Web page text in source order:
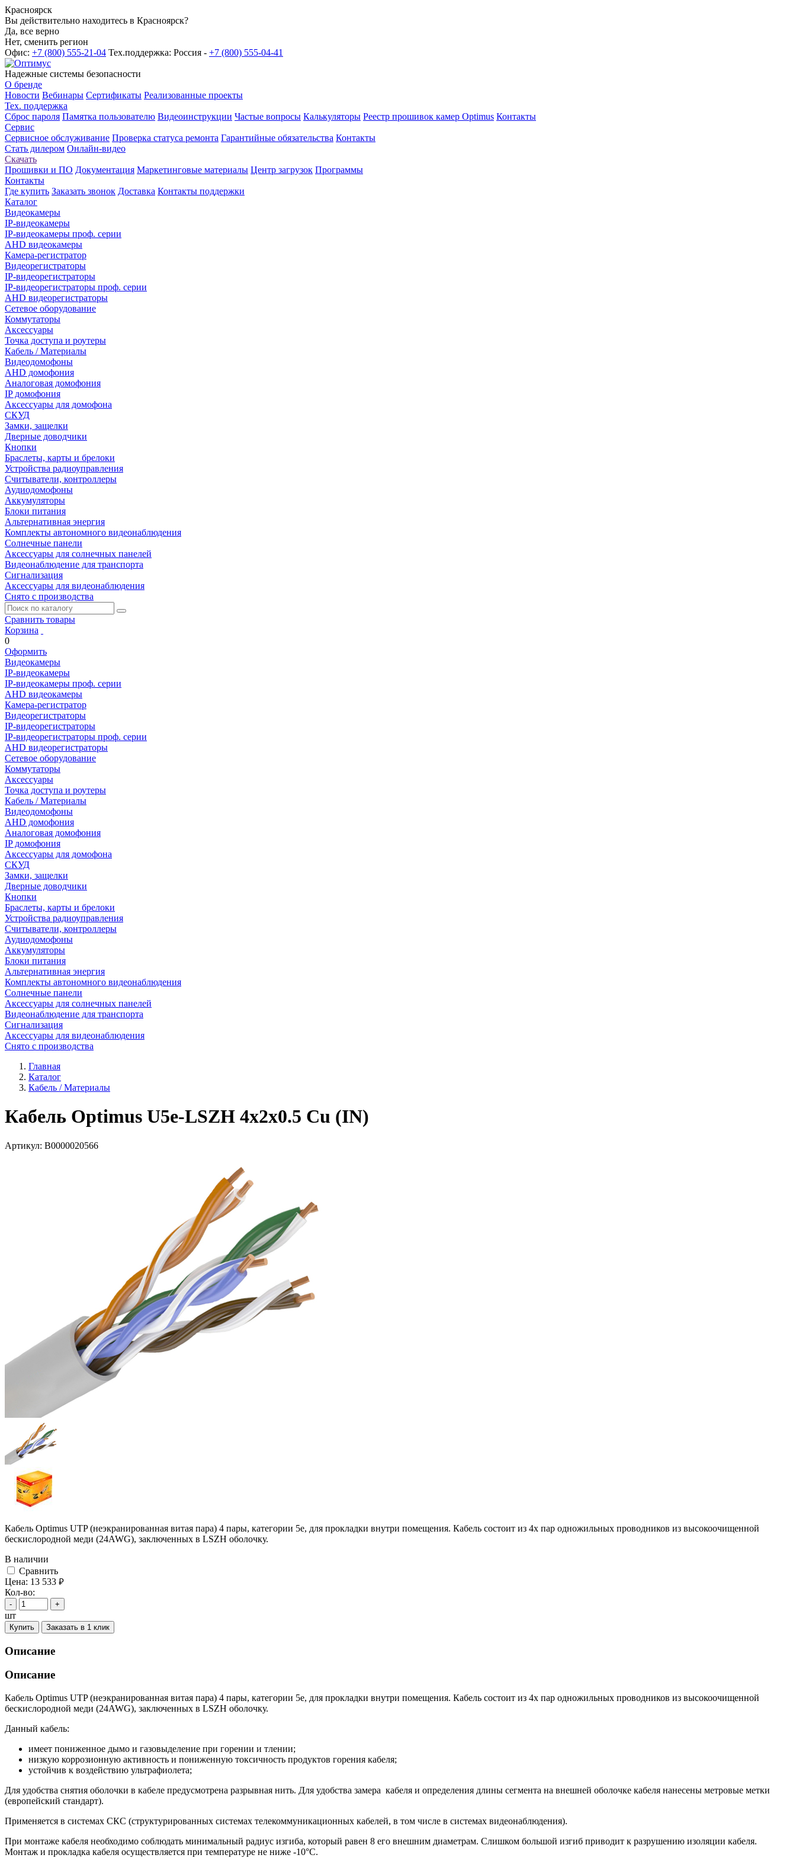
Красноярск
Вы действительно находитесь в Красноярск?
Да, все верно
Нет, сменить регион
Офис: +7 (800) 555-21-04 Тех.поддержка: Россия - +7 (800) 555-04-41
Надежные системы безопасности
О бренде
Новости Вебинары Сертификаты Реализованные проекты
Тех. поддержка
Сброс пароля Памятка пользователю Видеоинструкции Частые вопросы Калькуляторы Реестр прошивок камер Optimus Контакты
Сервис
Сервисное обслуживание Проверка статуса ремонта Гарантийные обязательства Контакты
Стать дилером Онлайн-видео
Скачать
Прошивки и ПО Документация Маркетинговые материалы Центр загрузок Программы
Контакты
Где купить Заказать звонок Доставка Контакты поддержки
Каталог
Видеокамеры
IP-видеокамеры
IP-видеокамеры проф. серии
AHD видеокамеры
Камера-регистратор
Видеорегистраторы
IP-видеорегистраторы
IP-видеорегистраторы проф. серии
AHD видеорегистраторы
Сетевое оборудование
Коммутаторы
Аксессуары
Точка доступа и роутеры
Кабель / Материалы
Видеодомофоны
AHD домофония
Аналоговая домофония
IP домофония
Аксессуары для домофона
СКУД
Замки, защелки
Дверные доводчики
Кнопки
Браслеты, карты и брелоки
Устройства радиоуправления
Считыватели, контроллеры
Аудиодомофоны
Аккумуляторы
Блоки питания
Альтернативная энергия
Комплекты автономного видеонаблюдения
Солнечные панели
Аксессуары для солнечных панелей
Видеонаблюдение для транспорта
Сигнализация
Аксессуары для видеонаблюдения
Снято с производства
Сравнить товары
Корзина
0
Оформить
Видеокамеры
IP-видеокамеры
IP-видеокамеры проф. серии
AHD видеокамеры
Камера-регистратор
Видеорегистраторы
IP-видеорегистраторы
IP-видеорегистраторы проф. серии
AHD видеорегистраторы
Сетевое оборудование
Коммутаторы
Аксессуары
Точка доступа и роутеры
Кабель / Материалы
Видеодомофоны
AHD домофония
Аналоговая домофония
IP домофония
Аксессуары для домофона
СКУД
Замки, защелки
Дверные доводчики
Кнопки
Браслеты, карты и брелоки
Устройства радиоуправления
Считыватели, контроллеры
Аудиодомофоны
Аккумуляторы
Блоки питания
Альтернативная энергия
Комплекты автономного видеонаблюдения
Солнечные панели
Аксессуары для солнечных панелей
Видеонаблюдение для транспорта
Сигнализация
Аксессуары для видеонаблюдения
Снято с производства
Главная
Каталог
Кабель / Материалы
Кабель Optimus U5e-LSZH 4x2x0.5 Cu (IN)
Артикул: В0000020566
Кабель Optimus UTP (неэкранированная витая пара) 4 пары, категории 5e, для прокладки внутри помещения. Кабель состоит из 4х пар одножильных проводников из высокоочищенной
бескислородной меди (24AWG), заключенных в LSZH оболочку.
В наличии
Cравнить
Цена: 13 533 руб.
Кол-во:
- +
шт
Купить Заказать в 1 клик
Описание
Описание
Кабель Optimus UTP (неэкранированная витая пара) 4 пары, категории 5e, для прокладки внутри помещения. Кабель состоит из 4х пар одножильных проводников из высокоочищенной
бескислородной меди (24AWG), заключенных в LSZH оболочку.
Данный кабель:
имеет пониженное дымо и газовыделение при горении и тлении;
низкую коррозионную активность и пониженную токсичность продуктов горения кабеля;
устойчив к воздействию ультрафиолета;
Для удобства снятия оболочки в кабеле предусмотрена разрывная нить. Для удобства замера кабеля и определения длины сегмента на внешней оболочке кабеля нанесены метровые метки
(европейский стандарт).
Применяется в системах СКС (структурированных системах телекоммуникационных кабелей, в том числе в системах видеонаблюдения).
При монтаже кабеля необходимо соблюдать минимальный радиус изгиба, который равен 8 его внешним диаметрам. Слишком большой изгиб приводит к разрушению изоляции кабеля.
Монтаж и прокладка кабеля осуществляется при температуре не ниже -10°С.